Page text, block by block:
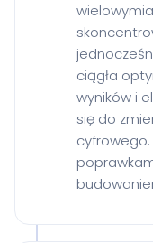
ciągła
wyników i
się do